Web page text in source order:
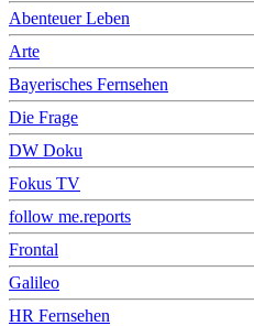
Abenteuer Leben
Arte
Bayerisches Fernsehen
Die Frage
DW Doku
Fokus TV
follow me.reports
Frontal
Galileo
HR Fernsehen